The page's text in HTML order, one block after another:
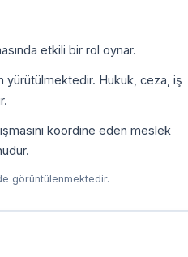
etkili bir rol oynar.
Hukuk, ceza, iş
koordine eden meslek
görüntülenmektedir.